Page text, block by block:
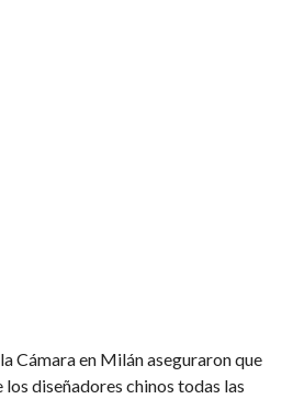
Cámara en Milán aseguraron que
diseñadores chinos todas las